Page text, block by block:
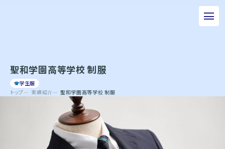
事業について
エピソード
トップ 実績紹介 聖和学園高等学校 制服
聖和学園高等学校 制服
学生服